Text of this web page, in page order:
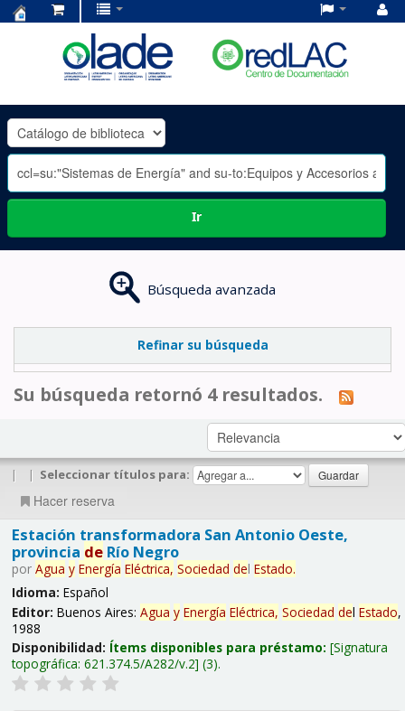
OLADE
-
Ir
Búsqueda avanzada
Refinar su búsqueda
Su búsqueda retornó 4 resultados.
| | Seleccionar títulos para:
Hacer reserva
Estación transformadora San Antonio Oeste,
provincia deRío Negro
por Agua y Energía Eléctrica, Sociedad del Estado.
Idioma: Español
Editor: Buenos Aires: Agua y Energía Eléctrica, Sociedad del Estado,
1988
Disponibilidad: Ítems disponibles para préstamo: Signatura
topográfica: 621.374.5/A282/v.2 (3).